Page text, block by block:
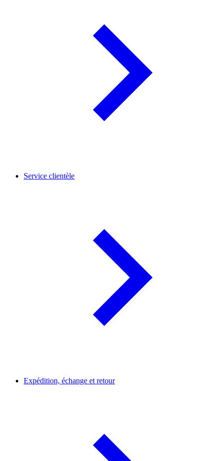
Service clientèle
Expédition, échange et retour